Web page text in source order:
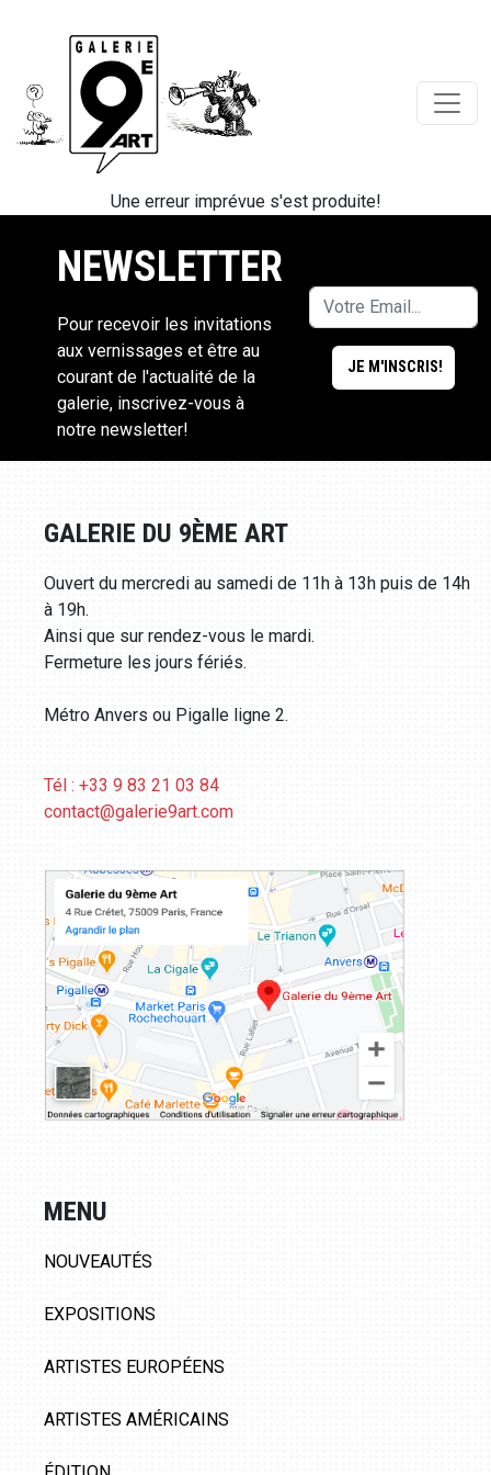
Une erreur imprévue s'est produite!
NEWSLETTER
Pour recevoir les invitations
aux vernissages et être au
courant de l'actualité de la
galerie, inscrivez-vous à
notre newsletter!
GALERIE DU 9ÈME ART
Ouvert du mercredi au samedi de 11h à 13h puis de 14h
à 19h.
Ainsi que sur rendez-vous le mardi.
Fermeture les jours fériés.
Métro Anvers ou Pigalle ligne 2.
Tél : +33 9 83 21 03 84
contact@galerie9art.com
MENU
NOUVEAUTÉS
EXPOSITIONS
ARTISTES EUROPÉENS
ARTISTES AMÉRICAINS